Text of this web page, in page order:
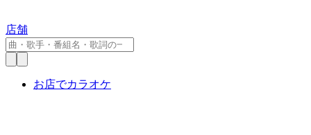
店舗
お店でカラオケ